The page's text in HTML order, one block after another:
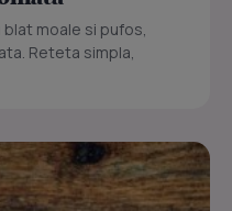
moale si pufos,
Reteta simpla,